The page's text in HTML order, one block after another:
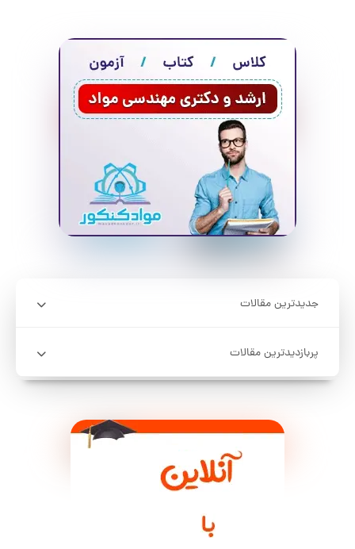
جدیدترین مقالات
پربازدیدترین مقالات